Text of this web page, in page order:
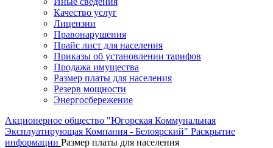
Качество услуг
Лицензии
Правонарушения
Прайс лист для населения
Приказы об установлении тарифов
Продажа имущества
Размер платы для населения
Резерв мощности
Энергосбережение
Акционерное общество "Югорская Коммунальная
Эксплуатирующая Компания - Белоярский" Раскрытие
информации Размер платы для населения